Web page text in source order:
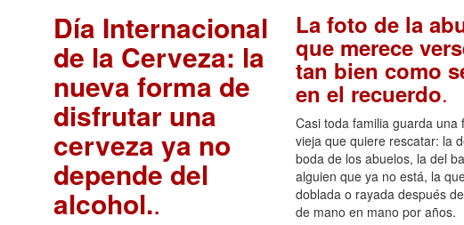
Día Internacional
de la Cerveza: la
nueva forma de
disfrutar una
cerveza ya no
depende del
alcohol..
La foto de la
que merece
tan bien como
en el recuerdo.
Casi toda familia guarda una
vieja que quiere rescatar: la
boda de los abuelos, la del
alguien que ya no está, la
doblada o rayada después
de mano en mano por años.